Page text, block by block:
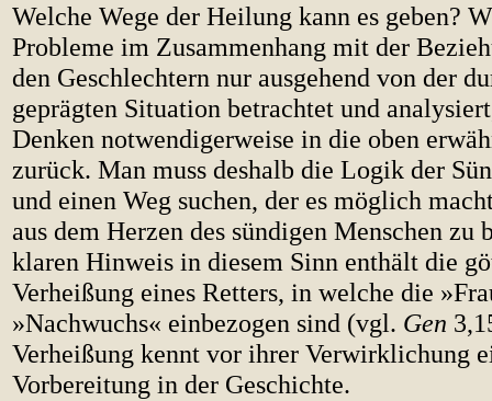
Welche Wege der Heilung kann es geben?
Probleme im Zusammenhang mit der
den Geschlechtern nur ausgehend von der
geprägten Situation betrachtet und
Denken notwendigerweise in die oben
zurück. Man muss deshalb die Logik der
und einen Weg suchen, der es möglich
aus dem Herzen des sündigen Menschen zu
klaren Hinweis in diesem Sinn enthält die
Verheißung eines Retters, in welche die
»Nachwuchs« einbezogen sind (vgl. Gen
Verheißung kennt vor ihrer Verwirklichung
Vorbereitung in der Geschichte.